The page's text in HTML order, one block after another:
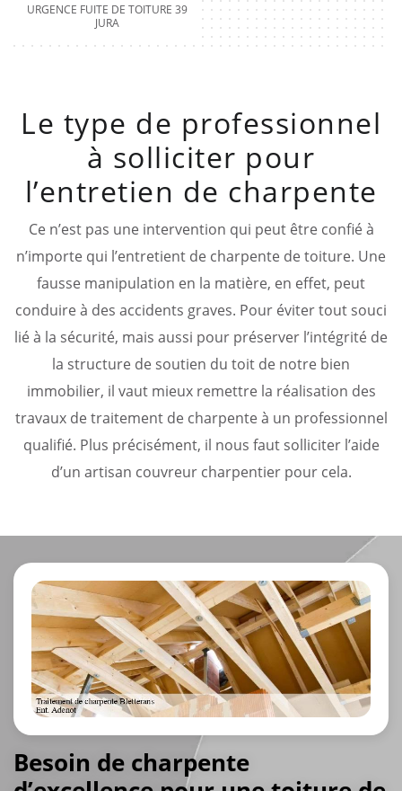
URGENCE FUITE DE TOITURE 39
JURA
Le type de professionnel
à solliciter pour
l’entretien de charpente
Ce n’est pas une intervention qui peut être confié à
n’importe qui l’entretient de charpente de toiture. Une
fausse manipulation en la matière, en effet, peut
conduire à des accidents graves. Pour éviter tout souci
lié à la sécurité, mais aussi pour préserver l’intégrité de
la structure de soutien du toit de notre bien
immobilier, il vaut mieux remettre la réalisation des
travaux de traitement de charpente à un professionnel
qualifié. Plus précisément, il nous faut solliciter l’aide
d’un artisan couvreur charpentier pour cela.
Besoin de charpente